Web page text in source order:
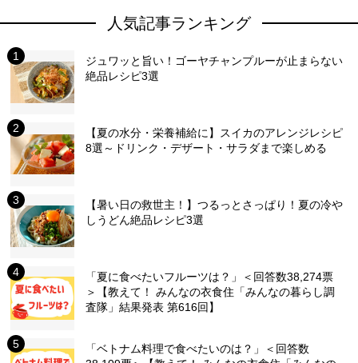
人気記事ランキング
ジュワッと旨い！ゴーヤチャンプルーが止まらない
絶品レシピ3選
【夏の水分・栄養補給に】スイカのアレンジレシピ
8選～ドリンク・デザート・サラダまで楽しめる
【暑い日の救世主！】つるっとさっぱり！夏の冷や
しうどん絶品レシピ3選
「夏に食べたいフルーツは？」＜回答数38,274票
＞【教えて！ みんなの衣食住「みんなの暮らし調
査隊」結果発表 第616回】
「ベトナム料理で食べたいのは？」＜回答数